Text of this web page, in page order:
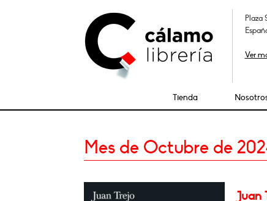
Plaza
Ver
Tienda
Mes de Octubre de
Juan